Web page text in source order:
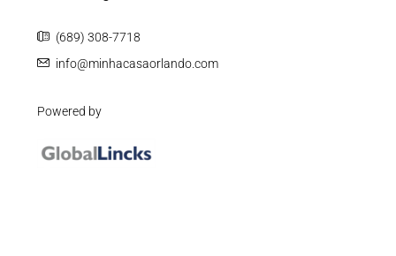
(689) 308-7718
info@minhacasaorlando.com
Powered by